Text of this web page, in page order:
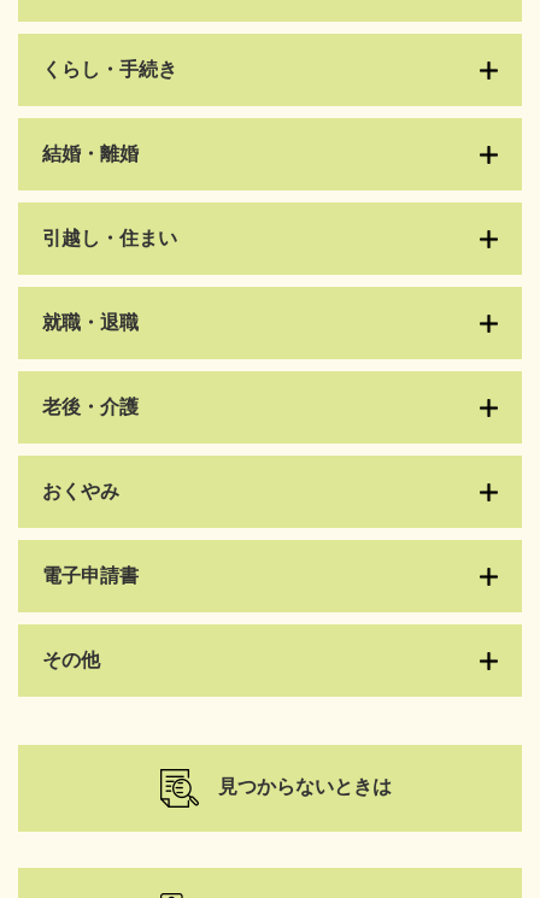
くらし・手続き
結婚・離婚
引越し・住まい
就職・退職
老後・介護
おくやみ
電子申請書
その他
見つからないときは